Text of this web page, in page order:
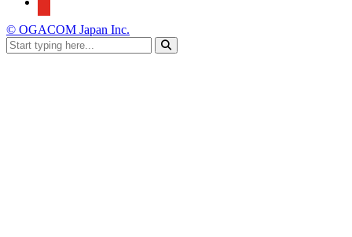
© OGACOM Japan Inc.